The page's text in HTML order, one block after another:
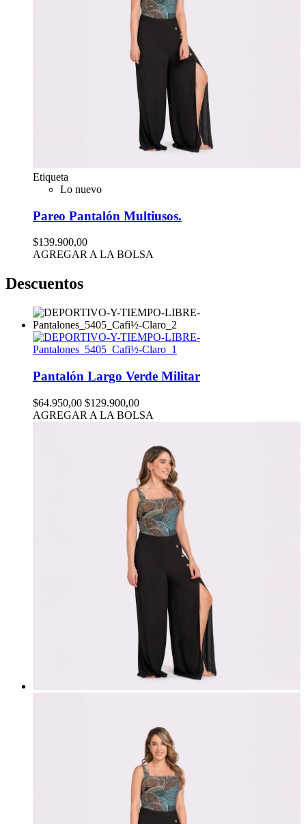
Etiqueta
Lo nuevo
Pareo Pantalón Multiusos.
$139.900,00
AGREGAR A LA BOLSA
Descuentos
Pantalón Largo Verde Militar
$64.950,00 $129.900,00
AGREGAR A LA BOLSA